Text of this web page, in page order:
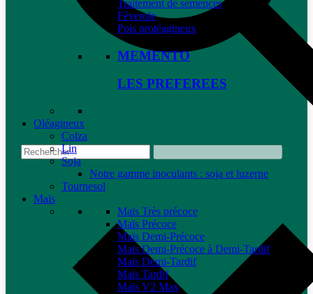
Traitement de semences
Féverole
Pois protéagineux
MEMENTO
LES PREFEREES
Oléagineux
Colza
Lin
Soja
Notre gamme inoculants : soja et luzerne
Tournesol
Maïs
Maïs Très précoce
Maïs Précoce
Maïs Demi-Précoce
Maïs Demi-Précoce à Demi-Tardif
Maïs Demi-Tardif
Maïs Tardif
Maïs V2 Max